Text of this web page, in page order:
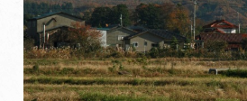
マイページ
初めての加賀温泉郷